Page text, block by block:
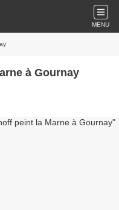
MENU
à Gournay